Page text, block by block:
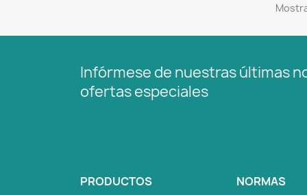
Infórmese de nuestras últimas
ofertas especiales
PRODUCTOS NORMAS